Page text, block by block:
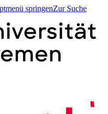
springenZur Suche